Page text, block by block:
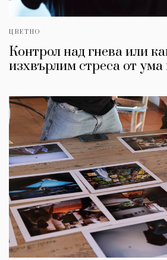
ЦВЕТНО
Контрол над гнева или
изхвърлим стреса от умa